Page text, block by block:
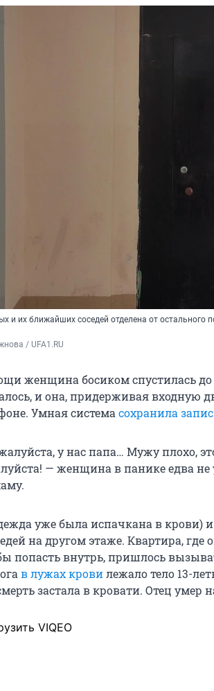
и их ближайших соседей отделена от остального
/ UFA1.RU
женщина босиком спустилась до
и она, придерживая входную
Умная система сохранила
у нас папа… Мужу плохо,
— женщина в панике едва не
уже была испачкана в крови) и
на другом этаже. Квартира, где
попасть внутрь, пришлось
в лужах кровилежало тело 13-
застала в кровати. Отец умер
VIQEO